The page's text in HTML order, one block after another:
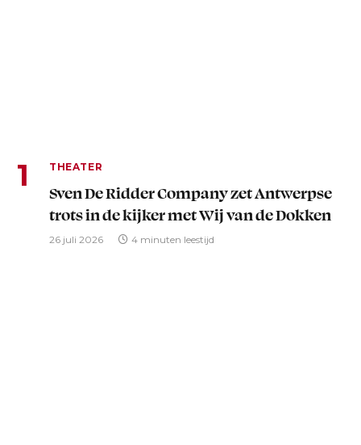
THEATER
Sven De Ridder Company zet Antwerpse
trots in de kijker met Wij van de Dokken
26 juli 2026 4 minuten leestijd